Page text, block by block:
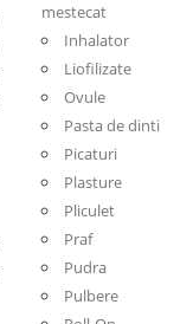
mestecat
Inhalator
Liofilizate
Ovule
Pasta de dinti
Picaturi
Plasture
Pliculet
Praf
Pudra
Pulbere